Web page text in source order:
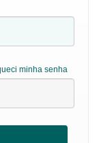
minha senha